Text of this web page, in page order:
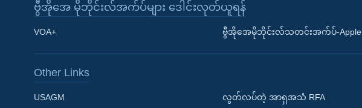
Learning English
ဗွီအိုအေ မိုဘိုင်းလ်အက်ပ်များ ဒေါင်းလုတ်ယူရန်
VOA+ ဗွီအိုအေမိုဘိုင်းလ်သတင်းအက်ပ်-Apple
Other Links
USAGM လွတ်လပ်တဲ့ အာရှအသံ RFA